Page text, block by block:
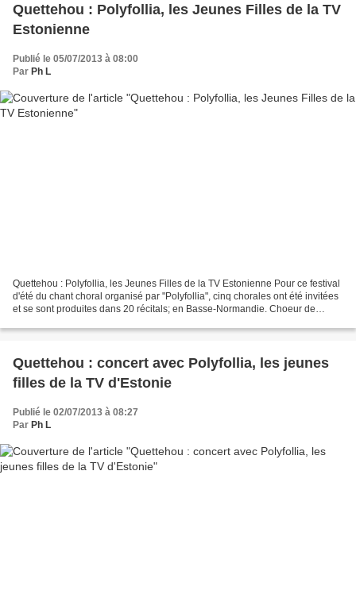
Quettehou : Polyfollia, les Jeunes Filles de la TV
Estonienne
Publié le 05/07/2013 à 08:00
Par Ph L
Quettehou : Polyfollia, les Jeunes Filles de la TV Estonienne Pour ce festival
d'été du chant choral organisé par "Polyfollia", cinq chorales ont été invitées
et se sont produites dans 20 récitals; en Basse-Normandie. Choeur de
Quettehou : concert avec Polyfollia, les jeunes
filles de la TV d'Estonie
Publié le 02/07/2013 à 08:27
Par Ph L